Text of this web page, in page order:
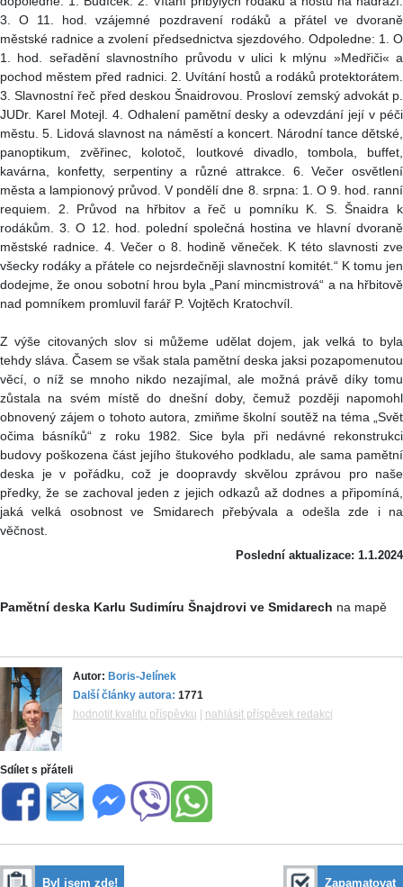
3. O 11. hod. vzájemné pozdravení rodáků a přátel ve dvoraně
městské radnice a zvolení předsednictva sjezdového. Odpoledne: 1. O
1. hod. seřadění slavnostního průvodu v ulici k mlýnu »Medřiči« a
pochod městem před radnici. 2. Uvítání hostů a rodáků protektorátem.
3. Slavnostní řeč před deskou Šnaidrovou. Prosloví zemský advokát p.
JUDr. Karel Motejl. 4. Odhalení pamětní desky a odevzdání její v péči
městu. 5. Lidová slavnost na náměstí a koncert. Národní tance dětské,
panoptikum, zvěřinec, kolotoč, loutkové divadlo, tombola, buffet,
kavárna, konfetty, serpentiny a různé attrakce. 6. Večer osvětlení
města a lampionový průvod. V pondělí dne 8. srpna: 1. O 9. hod. ranní
requiem. 2. Průvod na hřbitov a řeč u pomníku K. S. Šnaidra k
rodákům. 3. O 12. hod. polední společná hostina ve hlavní dvoraně
městské radnice. 4. Večer o 8. hodině věneček. K této slavnosti zve
všecky rodáky a přátele co nejsrdečněji slavnostní komitét.“ K tomu jen
dodejme, že onou sobotní hrou byla „Paní mincmistrová“ a na hřbitově
nad pomníkem promluvil farář P. Vojtěch Kratochvíl.
Z výše citovaných slov si můžeme udělat dojem, jak velká to byla
tehdy sláva. Časem se však stala pamětní deska jaksi pozapomenutou
věcí, o níž se mnoho nikdo nezajímal, ale možná právě díky tomu
zůstala na svém místě do dnešní doby, čemuž později napomohl
obnovený zájem o tohoto autora, zmiňme školní soutěž na téma „Svět
očima básníků“ z roku 1982. Sice byla při nedávné rekonstrukci
budovy poškozena část jejího štukového podkladu, ale sama pamětní
deska je v pořádku, což je doopravdy skvělou zprávou pro naše
předky, že se zachoval jeden z jejich odkazů až dodnes a připomíná,
jaká velká osobnost ve Smidarech přebývala a odešla zde i na
věčnost.
Poslední aktualizace: 1.1.2024
Pamětní deska Karlu Sudimíru Šnajdrovi ve Smidarech na mapě
Autor: Boris-Jelínek
Další články autora: 1771
hodnotit kvalitu příspěvku
nahlásit příspěvek redakci
Sdílet s přáteli
Byl jsem zde! Zapamatovat